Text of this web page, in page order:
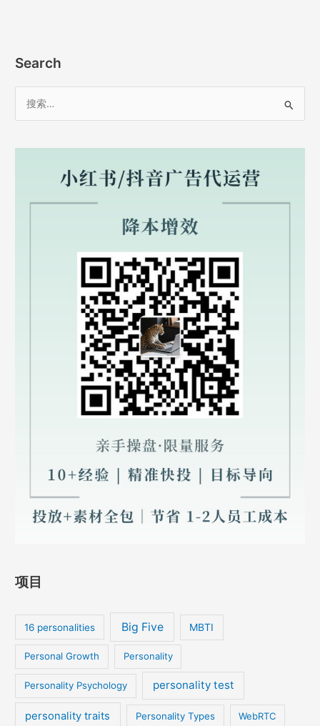
级
吗？
邀
码
用
Search
项目
16 personalities Big Five MBTI
Personal Growth Personality
Personality Psychology personality test
personality traits Personality Types WebRTC